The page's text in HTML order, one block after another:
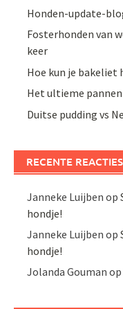
Honden-update-
Fosterhonden van
keer
Hoe kun je bakeliet
Het ultieme
Duitse pudding vs
RECENTE REACTIES
Janneke Luijben op
hondje!
Janneke Luijben op
hondje!
Jolanda Gouman op